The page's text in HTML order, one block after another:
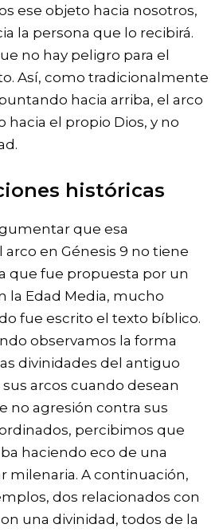
ese objeto hacia nosotros,
la persona que lo recibirá.
no hay peligro para el
Así, como tradicionalmente
hacia arriba, el arco
hacia el propio Dios, y no
históricas
que esa
en Génesis 9 no tiene
que fue propuesta por un
la Edad Media, mucho
fue escrito el texto bíblico.
observamos la forma
divinidades del antiguo
arcos cuando desean
no agresión contra sus
percibimos que
haciendo eco de una
milenaria. A continuación,
dos relacionados con
una divinidad, todos de la